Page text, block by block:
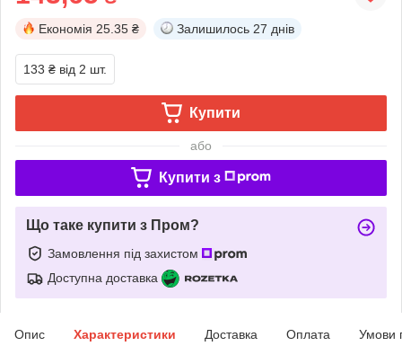
Економія 25.35 ₴ Залишилось 27 днів
133 ₴ від 2 шт.
Купити
або
Купити з
Що таке купити з Пром?
Замовлення під захистом
Доступна доставка
Опис Характеристики Доставка Оплата Умови